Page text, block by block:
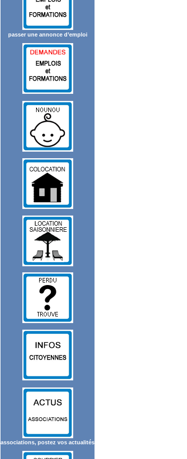
passer une annonce d’emploi
associations, postez vos actualités